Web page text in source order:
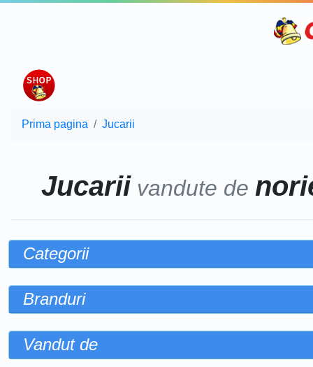
Prima pagina Jucarii
Jucariivandute de
Categorii
Branduri
Vandut de